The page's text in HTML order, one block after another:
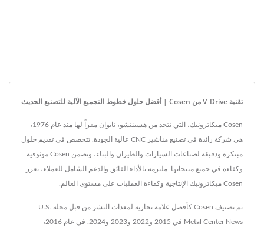
تقنية V_Drive من Cosen | أفضل حلول خطوط التجميع الآلية للتصنيع الحديث
Cosen ميكاترونيك، التي تتخذ من هسينتشو، تايوان مقراً لها منذ عام 1976،
هي شركة رائدة في تصنيع مناشير CNC عالية الجودة. تتخصص في تقديم حلول
مبتكرة ودقيقة لصناعات السيارات والطيران والبناء، وتضمن Cosen موثوقية
وكفاءة في جميع منتجاتها. ملتزمة بالأداء الفائق والدعم الشامل للعملاء، تعزز
Cosen ميكاترونيك الإنتاجية وكفاءة العمليات على مستوى العالم.
تم تصنيف Cosen كأفضل علامة تجارية لمعدات النشر من قبل مجلة U.S.
Metal Center News في 2015 و2022 و2023 و2024. في عام 2016،